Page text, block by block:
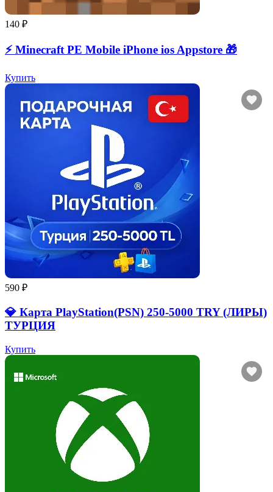
140 ₽
⚡️ Minecraft PE Mobile iPhone ios Appstore 🎁
Купить
590 ₽
💎 Карта PlayStation(PSN) 250-5000 TRY (ЛИРЫ)
ТУРЦИЯ
Купить